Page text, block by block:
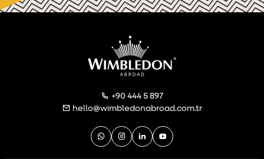
+90 444 5 897
hello@wimbledonabroad.com.tr